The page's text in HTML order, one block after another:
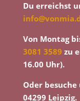
Du erreichst
Von Montag
3081 3589 zu
16.00 Uhr).
Oder besuche
04299 Leipzig.